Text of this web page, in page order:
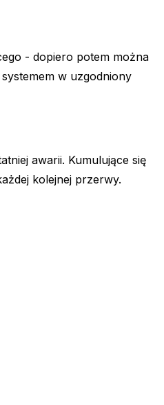
- dopiero potem można
w uzgodniony
awarii. Kumulujące się
kolejnej przerwy.